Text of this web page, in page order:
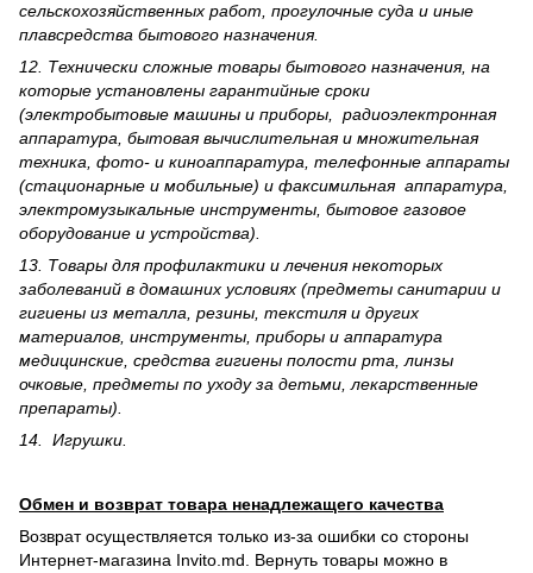
сельскохозяйственных работ, прогулочные суда и иные
плавсредства бытового назначения.
12. Технически сложные товары бытового назна­чения, на
которые установлены гарантийные сроки
(электробытовые машины и приборы, радиоэлектронная
аппаратура, бытовая вычислительная и множительная
техника, фото- и киноаппаратура, телефонные аппараты
(стационарные и мобильные) и факсимильная аппаратура,
электрому­зыкальные инструменты, бытовое газовое
оборудование и устройства).
13. Товары для профилактики и лечения некоторых
заболеваний в домашних условиях (предметы санитарии и
гигиены из металла, резины, текстиля и других
материалов, инструменты, приборы и аппаратура
медицинские, средства гигиены полости рта, линзы
очковые, предметы по уходу за детьми, лекарственные
препараты).
14. Игрушки.
Обмен и возврат товара ненадлежащего качества
Возврат осуществляется только из-за ошибки со стороны
Интернет-магазина Invito.md. Вернуть товары можно в